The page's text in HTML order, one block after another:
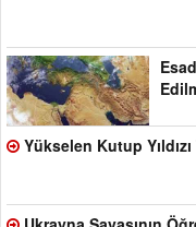
Yükselen Kutup